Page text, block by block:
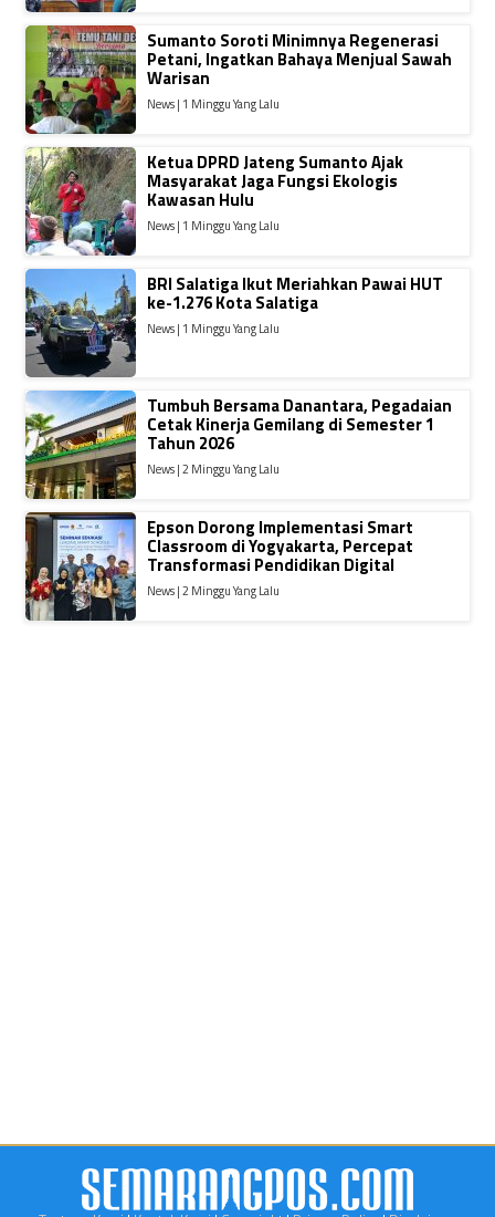
Sumanto Soroti Minimnya Regenerasi
Petani, Ingatkan Bahaya Menjual Sawah
Warisan
News | 1 Minggu Yang Lalu
Ketua DPRD Jateng Sumanto Ajak
Masyarakat Jaga Fungsi Ekologis
Kawasan Hulu
News | 1 Minggu Yang Lalu
BRI Salatiga Ikut Meriahkan Pawai HUT
ke-1.276 Kota Salatiga
News | 1 Minggu Yang Lalu
Tumbuh Bersama Danantara, Pegadaian
Cetak Kinerja Gemilang di Semester 1
Tahun 2026
News | 2 Minggu Yang Lalu
Epson Dorong Implementasi Smart
Classroom di Yogyakarta, Percepat
Transformasi Pendidikan Digital
News | 2 Minggu Yang Lalu